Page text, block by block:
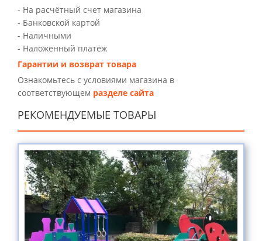
- На расчётный счет магазина
- Банковской картой
- Наличными
- Наложенный платёж
Гарантии и возврат товара
Ознакомьтесь с условиями магазина в
соответствующем разделе сайта
РЕКОМЕНДУЕМЫЕ ТОВАРЫ